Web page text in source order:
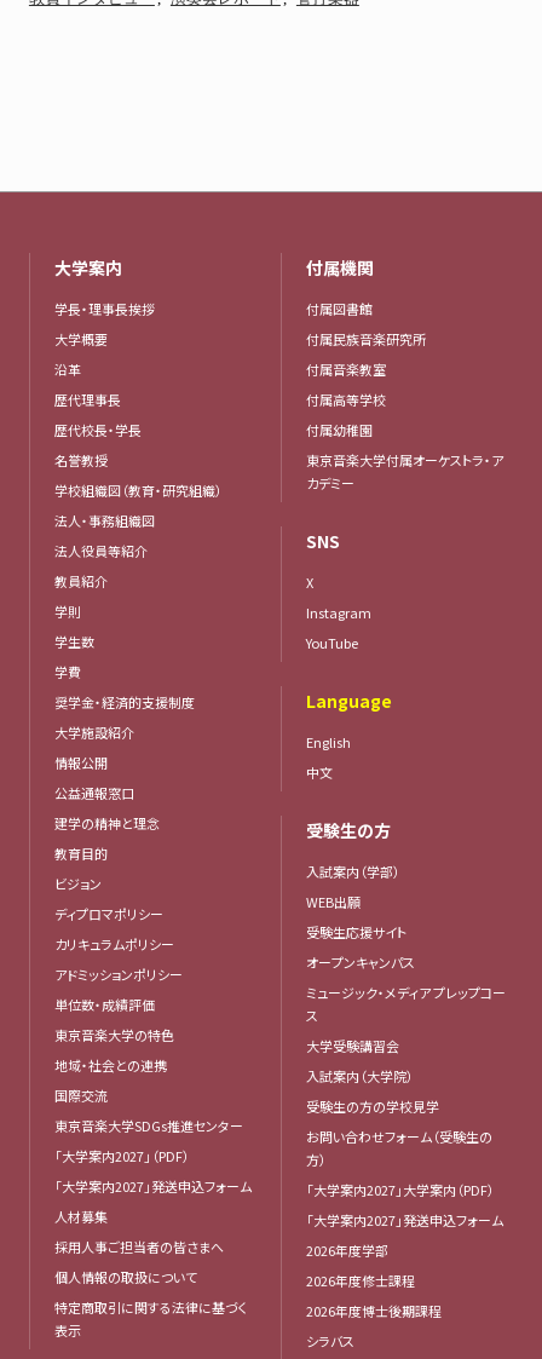
大学案内
学長・理事長挨拶
大学概要
沿革
歴代理事長
歴代校長・学長
名誉教授
学校組織図（教育・研究組織）
法人・事務組織図
法人役員等紹介
教員紹介
学則
学生数
学費
奨学金・経済的支援制度
大学施設紹介
情報公開
公益通報窓口
建学の精神と理念
教育目的
ビジョン
ディプロマポリシー
カリキュラムポリシー
アドミッションポリシー
単位数・成績評価
東京音楽大学の特色
地域・社会との連携
国際交流
東京音楽大学SDGs推進センター
「大学案内2027」（PDF）
「大学案内2027」発送申込フォーム
人材募集
採用人事ご担当者の皆さまへ
個人情報の取扱について
特定商取引に関する法律に基づく
表示
付属機関
付属図書館
付属民族音楽研究所
付属音楽教室
付属高等学校
付属幼稚園
東京音楽大学付属オーケストラ・ア
カデミー
SNS
X
Instagram
YouTube
Language
English
中文
受験生の方
入試案内（学部）
WEB出願
受験生応援サイト
オープンキャンパス
ミュージック・メディア プレップコー
ス
大学受験講習会
入試案内（大学院）
受験生の方の学校見学
お問い合わせフォーム（受験生の
方）
「大学案内2027」大学案内（PDF）
「大学案内2027」発送申込フォーム
2026年度学部
2026年度修士課程
2026年度博士後期課程
シラバス